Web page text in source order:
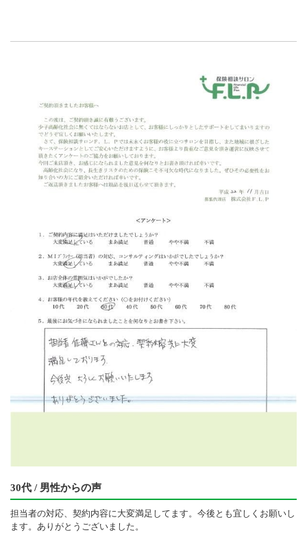
30代 / 男性からの声
担当者の対応、契約内容に大変満足してます。今後とも宜しくお願いし
ます。ありがとうございました。